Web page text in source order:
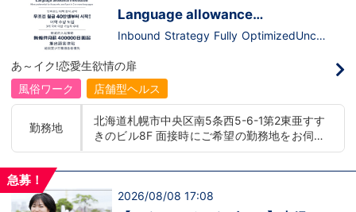
Language allowance
introduced/推出語言津貼
Inbound Strategy Fully OptimizedUncon
00 yenLanguage allowance introduced
More preferential for those who are fluen
t in 3 or more languages인바운드 대책 철
저 공략무조건 월급 40만엔부터 시작!어
底的入站策略無條件月薪 400,000 日圓起
推出語言津貼能說至少三種語言者優先
あ～イク!恋愛生欲情の扉
風俗ワーク
店舗型ヘルス
勤務地
北海道札幌市中央区南5条西5-6-1第2東亜すす
きのビル8F 面接時にご希望の勤務地をお伺い
し、配属店舗を決定いたします。 入社後の転
■横浜エリア：神奈川県横浜市中区 ・京急線
急募！
2026/08/08 17:08